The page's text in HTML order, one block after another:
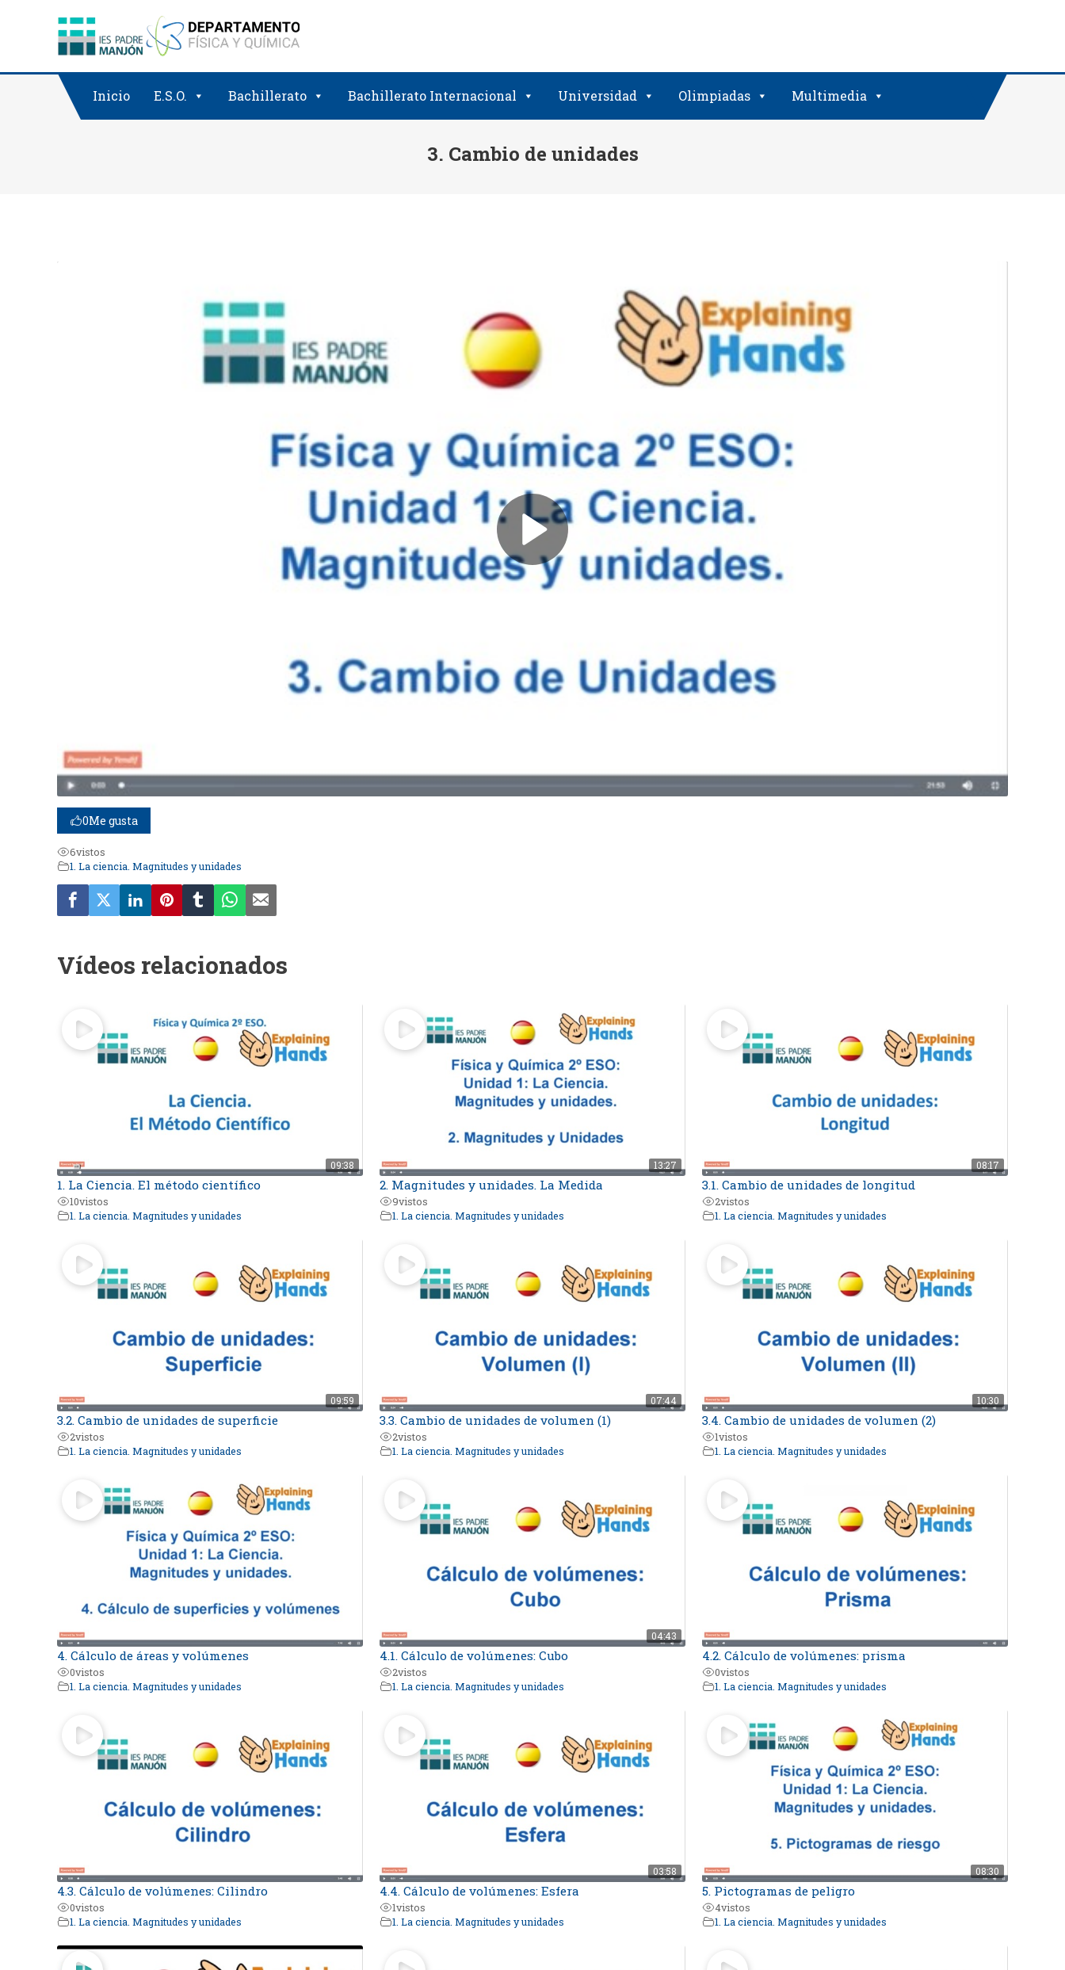
Inicio E.S.O. Bachillerato Bachillerato Internacional Universidad Olimpiadas Multimedia
3. Cambio de unidades
0Me gusta
6vistos
1. La ciencia. Magnitudes y unidades
Vídeos relacionados
09:38
1. La Ciencia. El método científico
10vistos
1. La ciencia. Magnitudes y unidades
13:27
2. Magnitudes y unidades. La Medida
9vistos
1. La ciencia. Magnitudes y unidades
08:17
3.1. Cambio de unidades de longitud
2vistos
1. La ciencia. Magnitudes y unidades
09:59
3.2. Cambio de unidades de superficie
2vistos
1. La ciencia. Magnitudes y unidades
07:44
3.3. Cambio de unidades de volumen (1)
2vistos
1. La ciencia. Magnitudes y unidades
10:30
3.4. Cambio de unidades de volumen (2)
1vistos
1. La ciencia. Magnitudes y unidades
4. Cálculo de áreas y volúmenes
0vistos
1. La ciencia. Magnitudes y unidades
04:43
4.1. Cálculo de volúmenes: Cubo
2vistos
1. La ciencia. Magnitudes y unidades
4.2. Cálculo de volúmenes: prisma
0vistos
1. La ciencia. Magnitudes y unidades
4.3. Cálculo de volúmenes: Cilindro
0vistos
1. La ciencia. Magnitudes y unidades
03:58
4.4. Cálculo de volúmenes: Esfera
1vistos
1. La ciencia. Magnitudes y unidades
08:30
5. Pictogramas de peligro
4vistos
1. La ciencia. Magnitudes y unidades